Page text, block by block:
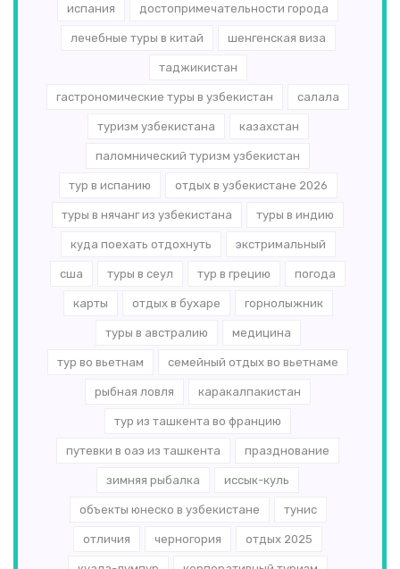
испания достопримечательности города
лечебные туры в китай шенгенская виза
таджикистан
гастрономические туры в узбекистан салала
туризм узбекистана казахстан
паломнический туризм узбекистан
тур в испанию отдых в узбекистане 2026
туры в нячанг из узбекистана туры в индию
куда поехать отдохнуть экстримальный
сша туры в сеул тур в грецию погода
карты отдых в бухаре горнолыжник
туры в австралию медицина
тур во вьетнам семейный отдых во вьетнаме
рыбная ловля каракалпакистан
тур из ташкента во францию
путевки в оаэ из ташкента празднование
зимняя рыбалка иссык-куль
объекты юнеско в узбекистане тунис
отличия черногория отдых 2025